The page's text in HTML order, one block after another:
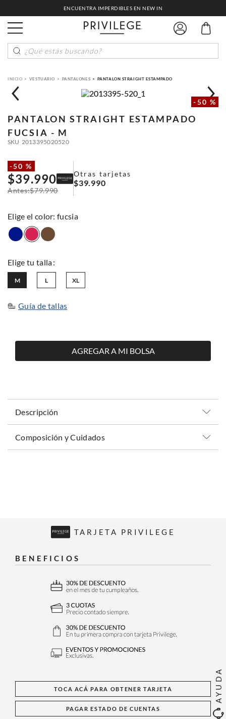
AYUDA
ENCUENTRA IMPERDIBLES EN NEW IN
¿Qué estás buscando?
VESTUARIO PANTALONES PANTALON STRAIGHT ESTAMPADO
-50 %
PANTALON STRAIGHT ESTAMPADO
FUCSIA - M
SKU 2013395020520
-50 %
$39.990
$79.990
Otras tarjetas
$39.990
: fucsia
L
M XL
Guía de tallas
AGREGAR A MI BOLSA
Descripción
Composición y Cuidados
TARJETA PRIVILEGE
BENEFICIOS
TOCA ACÁ PARA OBTENER TARJETA
PAGAR ESTADO DE CUENTAS